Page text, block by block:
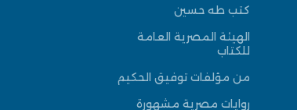
كتب طه حسين
الهيئة المصرية العامة
للكتاب
من مؤلفات توفيق الحكيم
روايات مصرية مشهورة